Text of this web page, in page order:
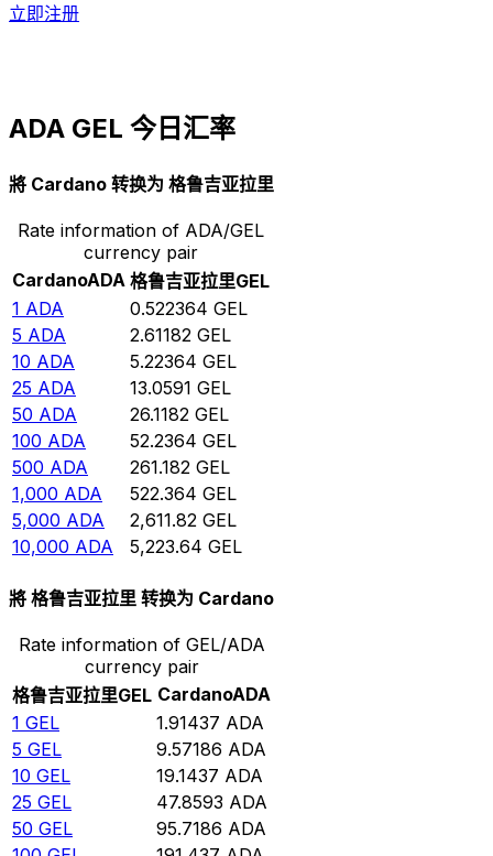
立即注册
ADA GEL 今日汇率
將 Cardano 转换为 格鲁吉亚拉里
Rate information of ADA/GEL
currency pair
CardanoADA 格鲁吉亚拉里GEL
1 ADA 0.522364 GEL
5 ADA 2.61182 GEL
10 ADA 5.22364 GEL
25 ADA 13.0591 GEL
50 ADA 26.1182 GEL
100 ADA 52.2364 GEL
500 ADA 261.182 GEL
1,000 ADA 522.364 GEL
5,000 ADA 2,611.82 GEL
10,000 ADA 5,223.64 GEL
將 格鲁吉亚拉里 转换为 Cardano
Rate information of GEL/ADA
currency pair
格鲁吉亚拉里GEL CardanoADA
1 GEL 1.91437 ADA
5 GEL 9.57186 ADA
10 GEL 19.1437 ADA
25 GEL 47.8593 ADA
50 GEL 95.7186 ADA